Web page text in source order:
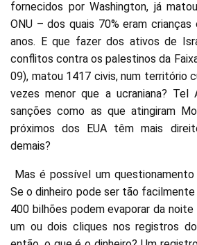
fornecidos por Washington, já
ONU – dos quais 70% eram
anos. E que fazer dos ativos de
conflitos contra os palestinos da
09), matou 1417 civis, num território
vezes menor que a ucraniana? Tel
sanções como as que atingiram
próximos dos EUA têm mais
demais?
Mas é possível um questionamento
Se o dinheiro pode ser tão facilmente
400 bilhões podem evaporar da
um ou dois cliques nos registros